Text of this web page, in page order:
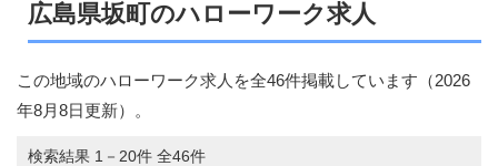
広島県坂町のハローワーク求人
この地域のハローワーク求人を全46件掲載しています（2026
年8月8日更新）。
検索結果 1－20件 全46件